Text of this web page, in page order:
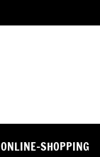
ONLINE-SHOPPING